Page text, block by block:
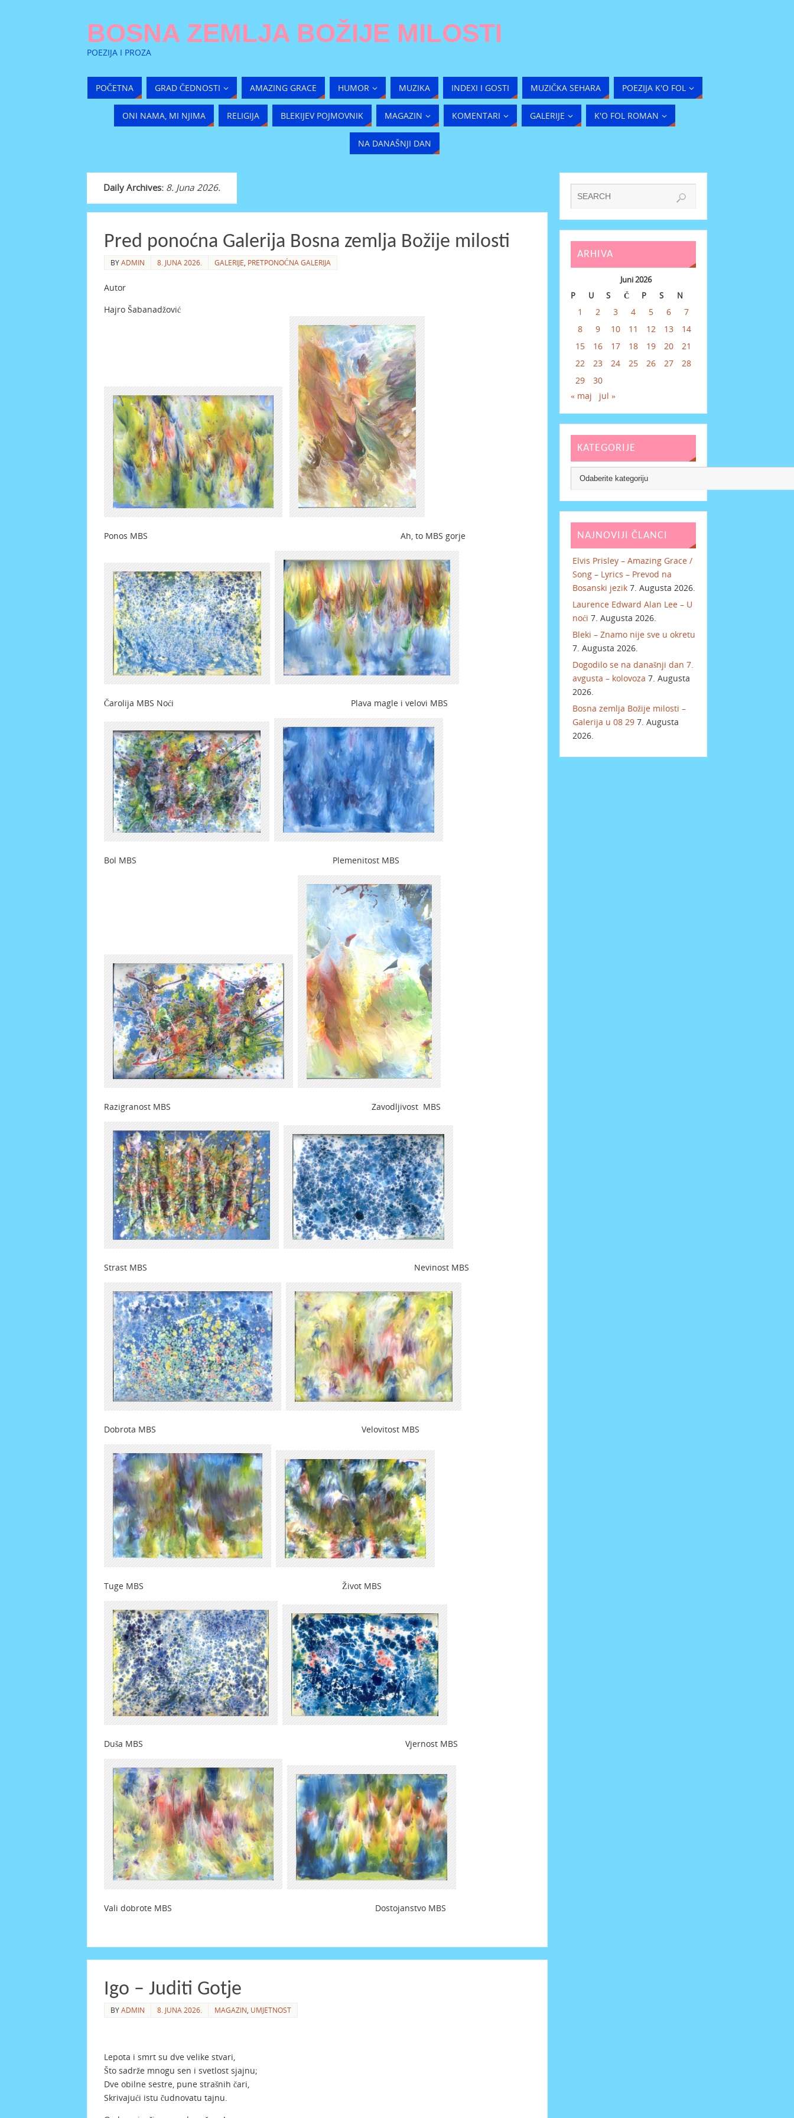
BOSNA ZEMLJA BOŽIJE MILOSTI
POEZIJA I PROZA
POČETNA GRAD ČEDNOSTI AMAZING GRACE HUMOR MUZIKA INDEXI I GOSTI MUZIČKA SEHARA POEZIJA K'O FOL
ONI NAMA, MI NJIMA RELIGIJA BLEKIJEV POJMOVNIK MAGAZIN KOMENTARI GALERIJE K'O FOL ROMAN
NA DANAŠNJI DAN
Daily Archives: 8. Juna 2026.
Pred ponoćna Galerija Bosna zemlja Božije milosti
BYADMIN 8. JUNA 2026. GALERIJE PRETPONOĆNA GALERIJA
Autor
Hajro Šabanadžović
Ponos MBS Ah, to MBS gorje
Čarolija MBS Noći Plava magle i velovi MBS
Bol MBS Plemenitost MBS
Razigranost MBS Zavodljivost MBS
Strast MBS Nevinost MBS
Dobrota MBS Velovitost MBS
Tuge MBS Život MBS
Duša MBS Vjernost MBS
Vali dobrote MBS Dostojanstvo MBS
Igo – Juditi Gotje
BYADMIN 8. JUNA 2026. MAGAZIN UMJETNOST
Lepota i smrt su dve velike stvari,
Što sadrže mnogu sen i svetlost sjajnu;
Dve obilne sestre, pune strašnih čari,
Skrivajući istu čudnovatu tajnu.
ARHIVA
Juni 2026
P
U S Č P S N
1 2 3 4 5 6
7
8
9 10 11 12 13
14
15
16 17 18 19 20
21
22
23 24 25 26 27
28
29
30
« maj
jul »
KATEGORIJE
NAJNOVIJI ČLANCI
Elvis Prisley – Amazing Grace /
Song – Lyrics – Prevod na
Bosanski jezik 7. Augusta 2026.
Laurence Edward Alan Lee – U
noći 7. Augusta 2026.
Bleki – Znamo nije sve u okretu
7. Augusta 2026.
Dogodilo se na današnji dan 7.
avgusta – kolovoza 7. Augusta
2026.
Bosna zemlja Božije milosti –
Galerija u 08 29 7. Augusta
2026.